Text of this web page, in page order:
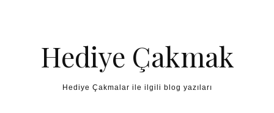
Hediye Çakmak
Hediye Çakmalar ile ilgili blog yazıları